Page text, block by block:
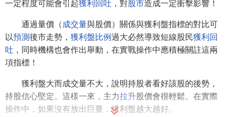
一定程度可能會引起獲利回吐 ，對股市造成一定衝擊影響！
通過量價（ 成交量與股價）關係與獲利盤指標的對比可
以預測後市走勢， 獲利盤比例過大必然導致短線股民獲利回
吐 ，同時機構也會作出舉動，在實戰操作中應積極關註這兩
項指標！
獲利盤大而成交量不大，說明持股者看好該股的後勢，
持股信心堅定。這樣一來，主力拉升股價會很輕鬆。在實際
操作中，如果沒有放出巨量，獲利盤越大越好。